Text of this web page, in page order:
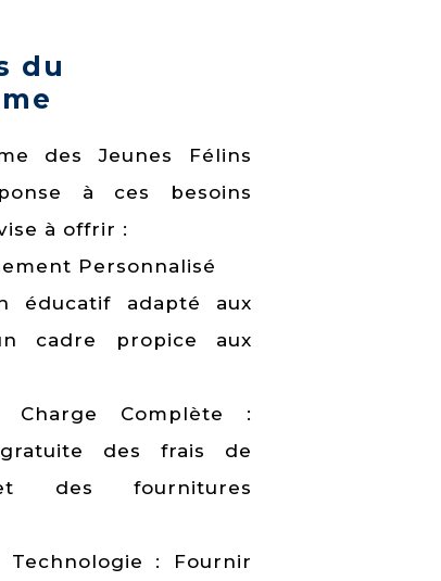
du
des Jeunes Félins
à ces besoins
à offrir :
Personnalisé
éducatif adapté aux
cadre propice aux
Complète :
des frais de
des fournitures
: Fournir